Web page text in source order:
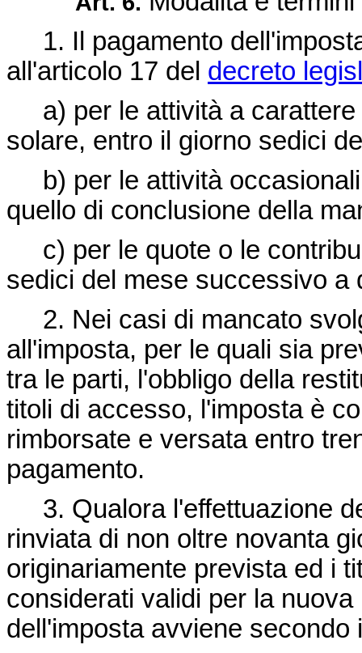
1. Il pagamento
all'articolo 17 del decreto
a) per le attività a carattere
solare, entro il giorno sedici
b) per le attività
quello di conclusione della
c) per le quote o le
sedici del mese successivo a
2. Nei casi di mancato
all'imposta, per le quali sia
tra le parti, l'obbligo della
titoli di accesso, l'imposta è
rimborsate e versata entro
pagamento.
3. Qualora l'effettuazione
rinviata di non oltre novanta
originariamente prevista ed i
considerati validi per la
dell'imposta avviene